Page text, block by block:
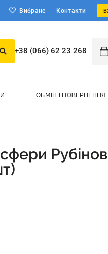
Вибране Контакти
+38 (066) 62 23 268
ОБМІН І ПОВЕРНЕННЯ